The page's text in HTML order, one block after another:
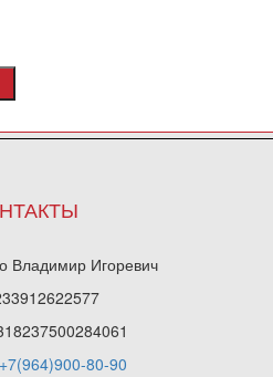
Владимир Игоревич
+7(964)900-80-90